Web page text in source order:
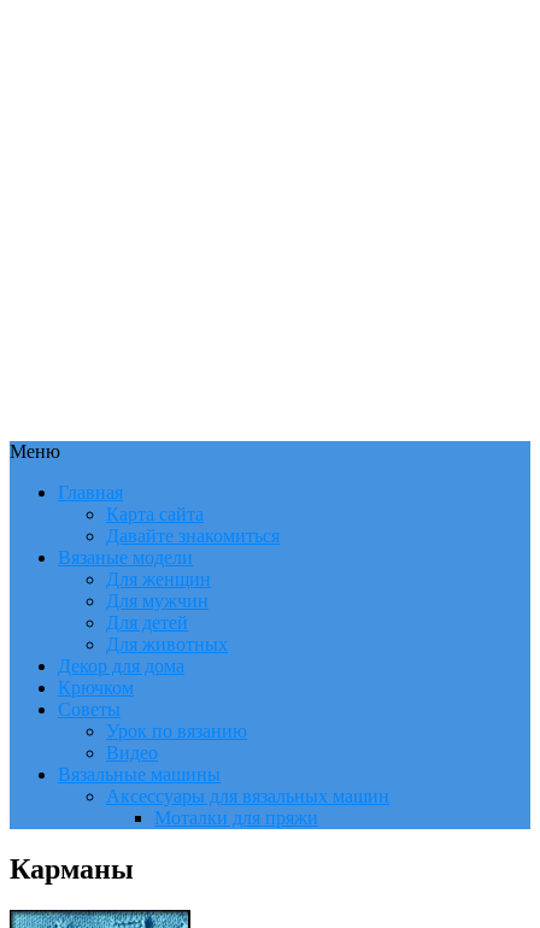
Меню
Главная
Карта сайта
Давайте знакомиться
Вязаные модели
Для женщин
Для мужчин
Для детей
Для животных
Декор для дома
Крючком
Советы
Урок по вязанию
Видео
Вязальные машины
Аксессуары для вязальных машин
Моталки для пряжи
Карманы